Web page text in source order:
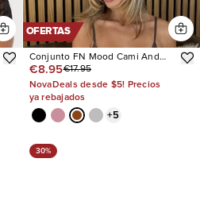
OFERTAS
Conjunto FN Mood Cami And
Boxer
€8.95€17.95
NovaDeals desde $5! Precios
ya rebajados
+5
30%